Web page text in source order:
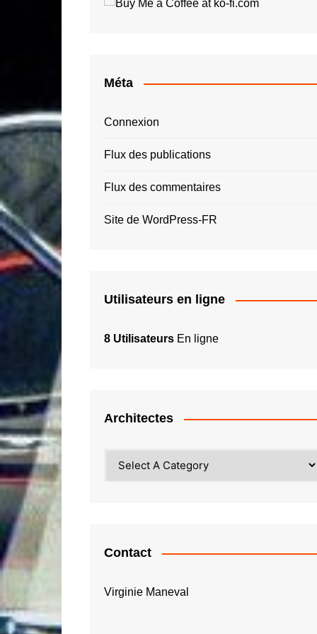
Roger Tallon
Méta
Connexion
Flux des publications
Flux des commentaires
Site de WordPress-FR
Utilisateurs en ligne
8 Utilisateurs En ligne
Architectes
Contact
Virginie Maneval